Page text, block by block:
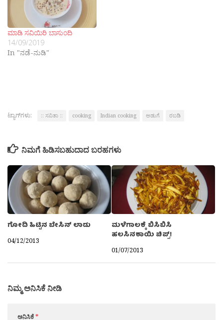
ಮಾಡಿ ಸವಿಯಿರಿ ಬಾಸುಂದಿ
14/09/2019
In "ನಡೆ-ನುಡಿ"
ಟ್ಯಾಗ್‌ಗಳು: :: ಸವಿತಾ :: cooking Indian cooking ಅಡುಗೆ ರಬಡಿ
ನಿಮಗೆ ಹಿಡಿಸಬಹುದಾದ ಬರಹಗಳು
ಗೋದಿ ಹಿಟ್ಟಿನ ಬೇಸಿನ್ ಲಾಡು
04/12/2013
ಮಳೆಗಾಲಕ್ಕೆ ಬಿಸಿಬಿಸಿ
ಹಲಸಿನಕಾಯಿ ಚಿಪ್ಸ್!
01/07/2013
ನಿಮ್ಮ ಅನಿಸಿಕೆ ನೀಡಿ
ಅನಿಸಿಕೆ*